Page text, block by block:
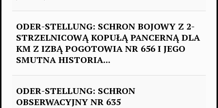
ODER-STELLUNG: SCHRON BOJOWY Z 2-
STRZELNICOWĄ KOPUŁĄ PANCERNĄ DLA
KM Z IZBĄ POGOTOWIA NR 656 I JEGO
SMUTNA HISTORIA...
ODER-STELLUNG: SCHRON
OBSERWACYJNY NR 635